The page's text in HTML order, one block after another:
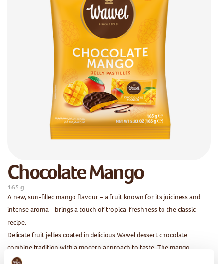
Chocolate Mango
165 g
A new, sun-filled mango flavour – a fruit known for its juiciness and
intense aroma – brings a touch of tropical freshness to the classic
recipe.
Delicate fruit jellies coated in delicious Wawel dessert chocolate
combine tradition with a modern approach to taste. The mango
variety is a perfect complement to the well-known raspberry and